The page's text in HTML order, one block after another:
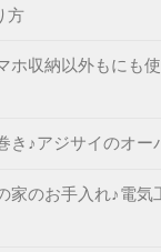
方
ホ収納以外もにも
き♪アジサイのオー
家のお手入れ♪電気